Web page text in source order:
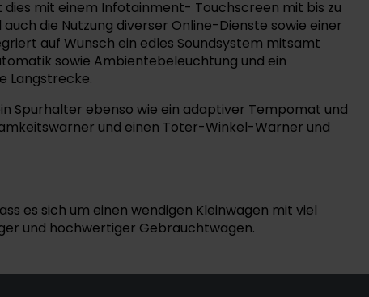
mit einem Infotainment- Touchscreen mit bis zu
die Nutzung diverser Online-Dienste sowie einer
auf Wunsch ein edles Soundsystem mitsamt
sowie Ambientebeleuchtung und ein
Langstrecke.
Spurhalter ebenso wie ein adaptiver Tempomat und
und einen Toter-Winkel-Warner und
es sich um einen wendigen Kleinwagen mit viel
und hochwertiger Gebrauchtwagen.